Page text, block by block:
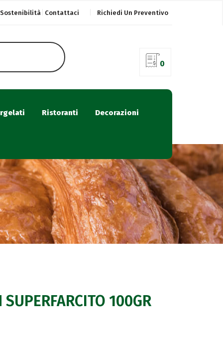
Sostenibilità Contattaci Richiedi Un Preventivo
0
Ristoranti Decorazioni
SUPERFARCITO 100GR